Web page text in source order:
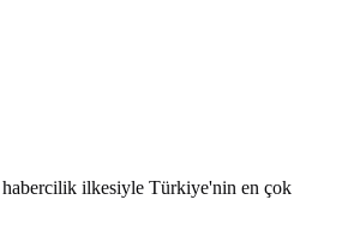
habercilik ilkesiyle Türkiye'nin en çok